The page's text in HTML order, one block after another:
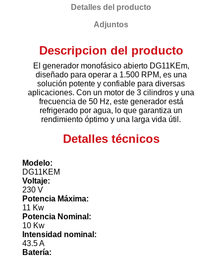
Detalles del producto
Adjuntos
Descripcion del producto
El generador monofásico abierto DG11KEm,
diseñado para operar a 1.500 RPM, es una
solución potente y confiable para diversas
aplicaciones. Con un motor de 3 cilindros y una
frecuencia de 50 Hz, este generador está
refrigerado por agua, lo que garantiza un
rendimiento óptimo y una larga vida útil.
Detalles técnicos
Modelo:
DG11KEM
Voltaje:
230 V
Potencia Máxima:
11 Kw
Potencia Nominal:
10 Kw
Intensidad nominal:
43.5 A
Batería: